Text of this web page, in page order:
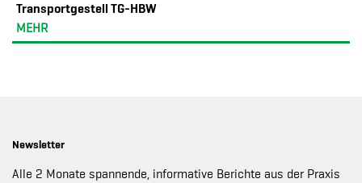
Transportgestell TG-HBW
MEHR
Newsletter
Alle 2 Monate spannende, informative Berichte aus der Praxis